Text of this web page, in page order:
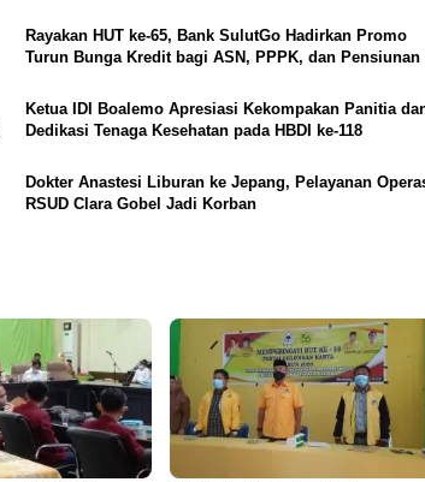
Rayakan HUT ke-65, Bank SulutGo Hadirkan Promo
Turun Bunga Kredit bagi ASN, PPPK, dan Pensiunan
Ketua IDI Boalemo Apresiasi Kekompakan Panitia
Dedikasi Tenaga Kesehatan pada HBDI ke-118
Dokter Anastesi Liburan ke Jepang, Pelayanan
RSUD Clara Gobel Jadi Korban